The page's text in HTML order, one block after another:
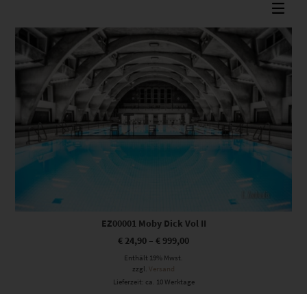
EZ00001 Moby Dick Vol II
€ 24,90 – € 999,00
Enthält 19% Mwst.
zzgl. Versand
Lieferzeit: ca. 10 Werktage